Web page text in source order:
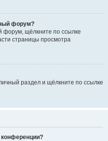
форум?
форум, щёлкните по ссылке
страницы просмотра
раздел и щёлкните по ссылке